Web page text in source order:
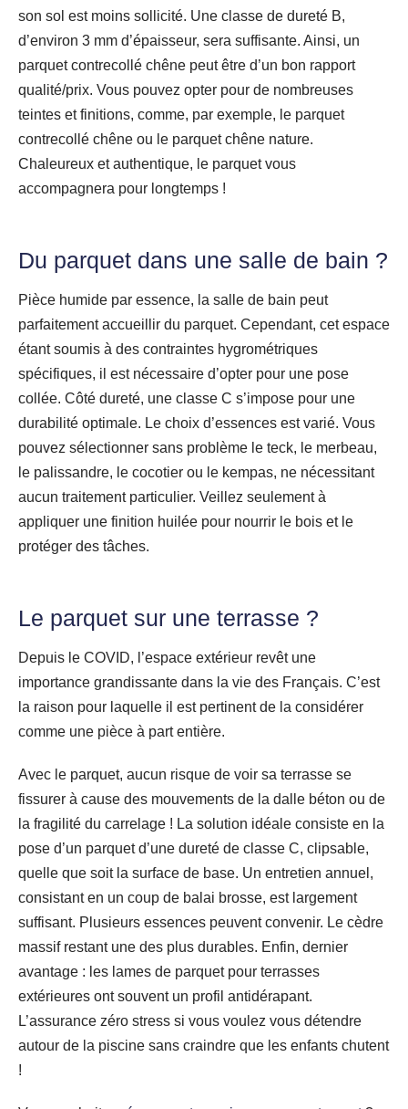
son sol est moins sollicité. Une classe de dureté B,
d’environ 3 mm d’épaisseur, sera suffisante. Ainsi, un
parquet contrecollé chêne peut être d’un bon rapport
qualité/prix. Vous pouvez opter pour de nombreuses
teintes et finitions, comme, par exemple, le parquet
contrecollé chêne ou le parquet chêne nature.
Chaleureux et authentique, le parquet vous
accompagnera pour longtemps !
Du parquet dans une salle de bain ?
Pièce humide par essence, la salle de bain peut
parfaitement accueillir du parquet. Cependant, cet espace
étant soumis à des contraintes hygrométriques
spécifiques, il est nécessaire d’opter pour une pose
collée. Côté dureté, une classe C s’impose pour une
durabilité optimale. Le choix d’essences est varié. Vous
pouvez sélectionner sans problème le teck, le merbeau,
le palissandre, le cocotier ou le kempas, ne nécessitant
aucun traitement particulier. Veillez seulement à
appliquer une finition huilée pour nourrir le bois et le
protéger des tâches.
Le parquet sur une terrasse ?
Depuis le COVID, l’espace extérieur revêt une
importance grandissante dans la vie des Français. C’est
la raison pour laquelle il est pertinent de la considérer
comme une pièce à part entière.
Avec le parquet, aucun risque de voir sa terrasse se
fissurer à cause des mouvements de la dalle béton ou de
la fragilité du carrelage ! La solution idéale consiste en la
pose d’un parquet d’une dureté de classe C, clipsable,
quelle que soit la surface de base. Un entretien annuel,
consistant en un coup de balai brosse, est largement
suffisant. Plusieurs essences peuvent convenir. Le cèdre
massif restant une des plus durables. Enfin, dernier
avantage : les lames de parquet pour terrasses
extérieures ont souvent un profil antidérapant.
L’assurance zéro stress si vous voulez vous détendre
autour de la piscine sans craindre que les enfants chutent
!